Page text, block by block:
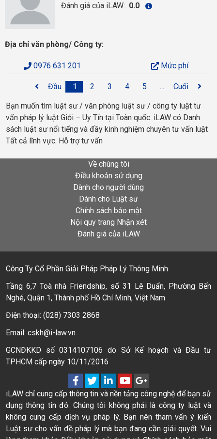
Đánh giá của iLAW: 0.0
Địa chỉ văn phòng/ Công ty:
0976 631 201 Mức phí
Đầu 1 2 3 4 5 ... Cuối
Bạn muốn tìm luật sư / văn phòng luật sư / công ty luật tư
vấn pháp lý luật Giỏi – Uy Tín tại Toàn quốc. iLAW có Danh
sách luật sư nổi tiếng và đầy kinh nghiệm chuyên tư vấn luật
Tất cả lĩnh vực. Hỗ trợ tư vấn
Về chúng tôi
Điều khoản sử dụng
Dành cho người dùng
Dành cho Luật sư
Chính sách bảo mật
Nội quy trang Nhận xét
Đánh giá của iLAW
Công Ty Cổ Phần Giải Pháp Pháp Lý Thông Minh
Tầng 6,7 Toà nhà Friendship, số 31 Lê Duẩn, Phường Bến
Nghé, Quận 1, Thành phố Hồ Chí Minh, Việt Nam
Điện thoại: (028) 7303 2868
Email: cskh@i-law.vn
GCNĐKKD số 0314107106 do Sở Kế hoạch và Đầu tư
TPHCM cấp ngày 10/11/2016
iLAW chỉ cung cấp thông tin và nền tảng công nghệ để bạn sử
dụng thông tin đó. Chúng tôi không phải là công ty luật và
không cung cấp dịch vụ pháp lý. Bạn nên tham vấn ý kiến
Luật sư cho vấn đề pháp lý mà bạn đang cần giải quyết. Vui